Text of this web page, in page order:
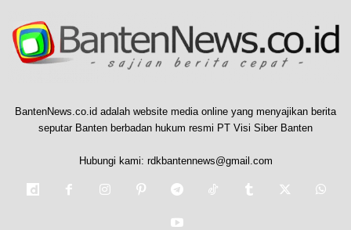
BantenNews.co.id adalah website media online yang menyajikan berita
seputar Banten berbadan hukum resmi PT Visi Siber Banten
Hubungi kami: rdkbantennews@gmail.com